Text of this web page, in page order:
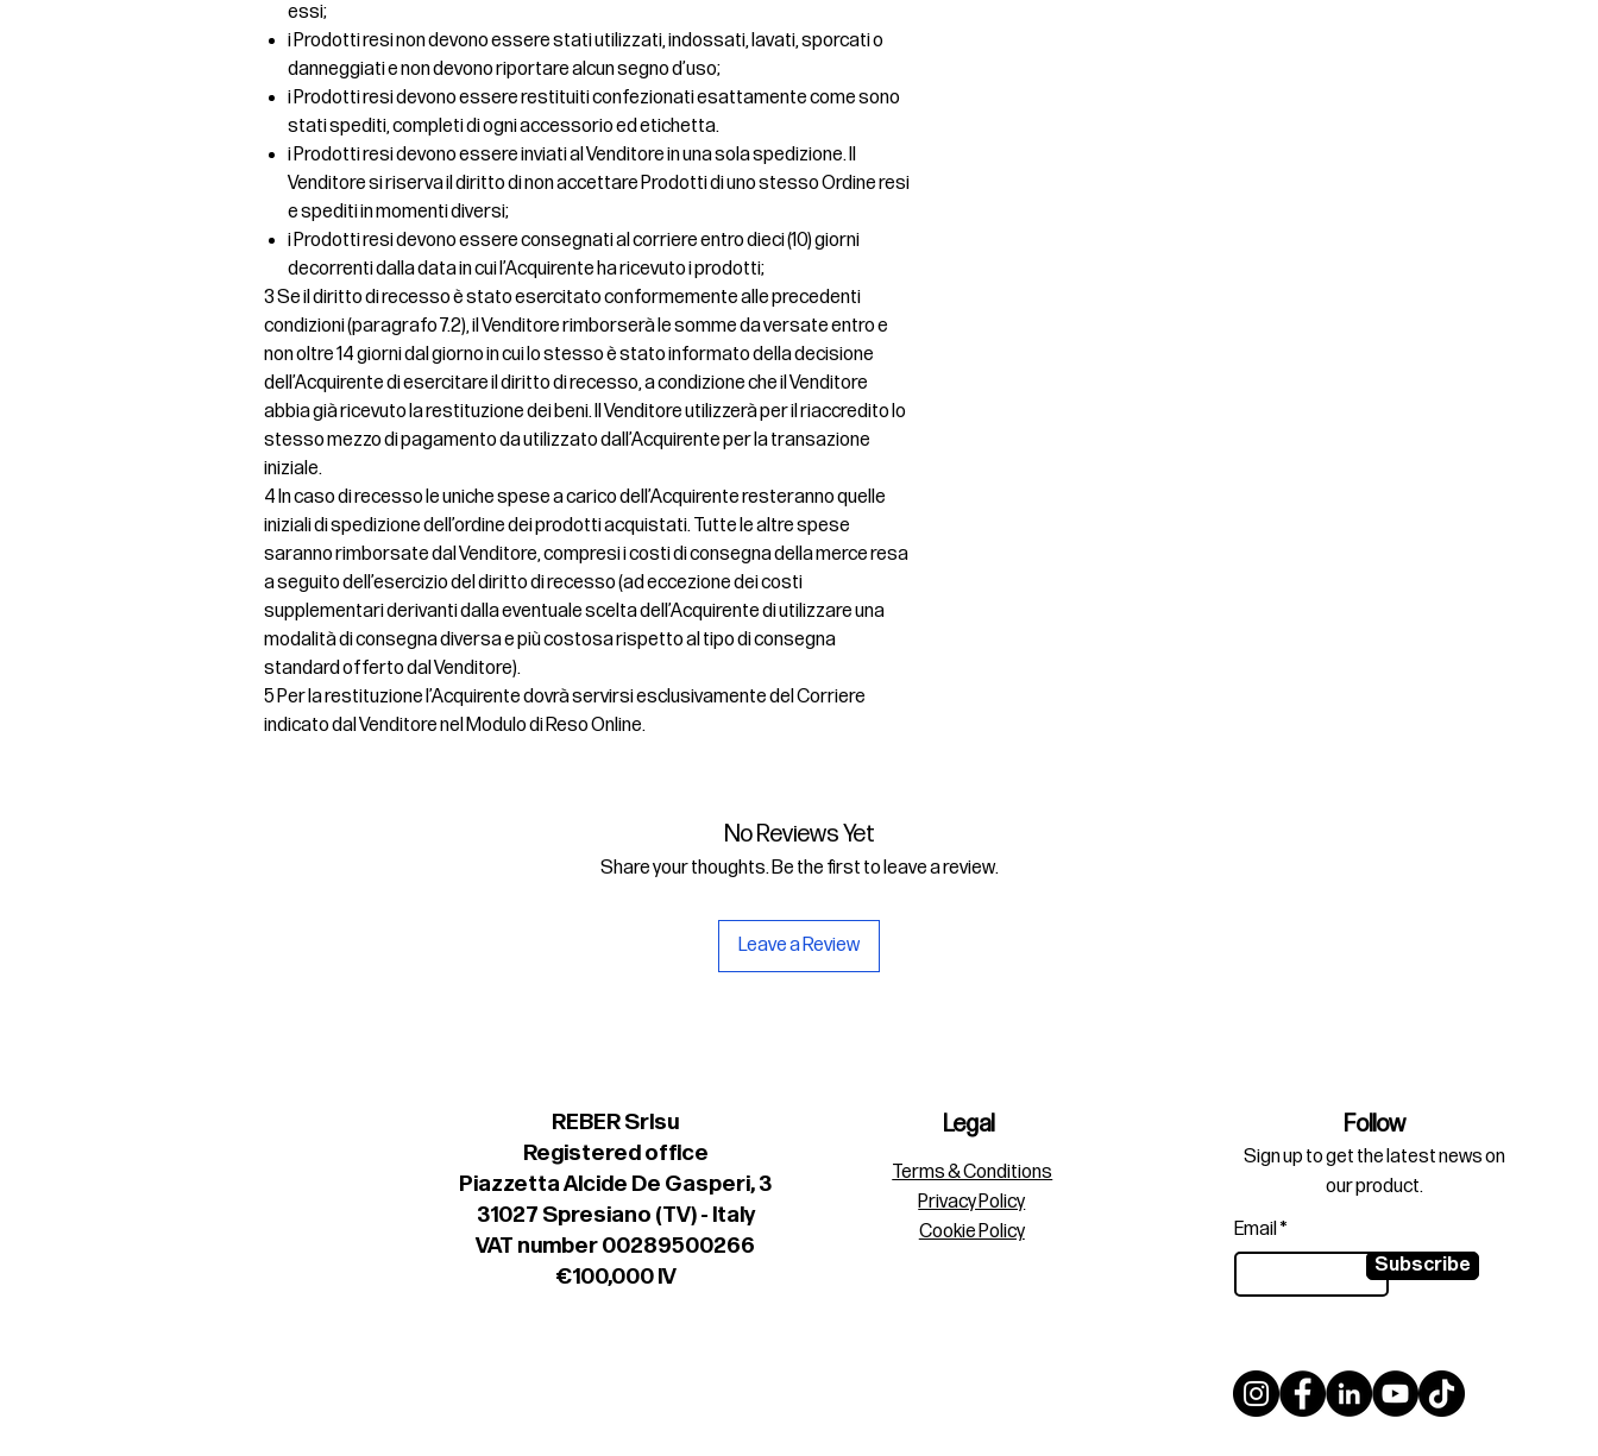
essi;
i Prodotti resi non devono essere stati utilizzati, indossati, lavati, sporcati o
danneggiati e non devono riportare alcun segno d’uso;
i Prodotti resi devono essere restituiti confezionati esattamente come sono
stati spediti, completi di ogni accessorio ed etichetta.
i Prodotti resi devono essere inviati al Venditore in una sola spedizione. Il
Venditore si riserva il diritto di non accettare Prodotti di uno stesso Ordine resi
e spediti in momenti diversi;
i Prodotti resi devono essere consegnati al corriere entro dieci (10) giorni
decorrenti dalla data in cui l’Acquirente ha ricevuto i prodotti;
3 Se il diritto di recesso è stato esercitato conformemente alle precedenti
condizioni (paragrafo 7.2), il Venditore rimborserà le somme da versate entro e
non oltre 14 giorni dal giorno in cui lo stesso è stato informato della decisione
dell’Acquirente di esercitare il diritto di recesso, a condizione che il Venditore
abbia già ricevuto la restituzione dei beni. Il Venditore utilizzerà per il riaccredito lo
stesso mezzo di pagamento da utilizzato dall’Acquirente per la transazione
iniziale.
4 In caso di recesso le uniche spese a carico dell’Acquirente resteranno quelle
iniziali di spedizione dell’ordine dei prodotti acquistati. Tutte le altre spese
saranno rimborsate dal Venditore, compresi i costi di consegna della merce resa
a seguito dell’esercizio del diritto di recesso (ad eccezione dei costi
supplementari derivanti dalla eventuale scelta dell’Acquirente di utilizzare una
modalità di consegna diversa e più costosa rispetto al tipo di consegna
standard offerto dal Venditore).
5 Per la restituzione l’Acquirente dovrà servirsi esclusivamente del Corriere
indicato dal Venditore nel Modulo di Reso Online.
No Reviews Yet
Share your thoughts. Be the first to leave a review.
Leave a Review
REBER Srlsu
Registered office
Piazzetta Alcide De Gasperi, 3
31027 Spresiano (TV) - Italy
VAT number 00289500266
€100,000 IV
Legal
Terms & Conditions
Privacy Policy
Cookie Policy
Follow
Sign up to get the latest news on
our product.
Email
Subscribe